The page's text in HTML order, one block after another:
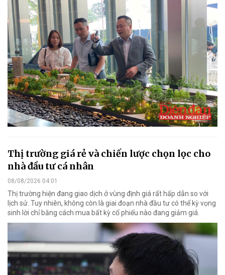
Thị trường giá rẻ và chiến lược chọn lọc cho
nhà đầu tư cá nhân
08/08/2026 04:01
Thị trường hiện đang giao dịch ở vùng định giá rất hấp dẫn so với
lịch sử. Tuy nhiên, không còn là giai đoạn nhà đầu tư có thể kỳ vọng
sinh lời chỉ bằng cách mua bất kỳ cổ phiếu nào đang giảm giá.